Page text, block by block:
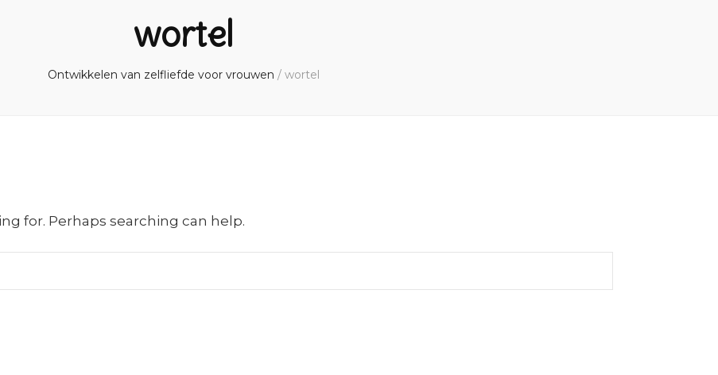
wortel
Ontwikkelen van zelfliefde voor vrouwen / wortel
for. Perhaps searching can help.